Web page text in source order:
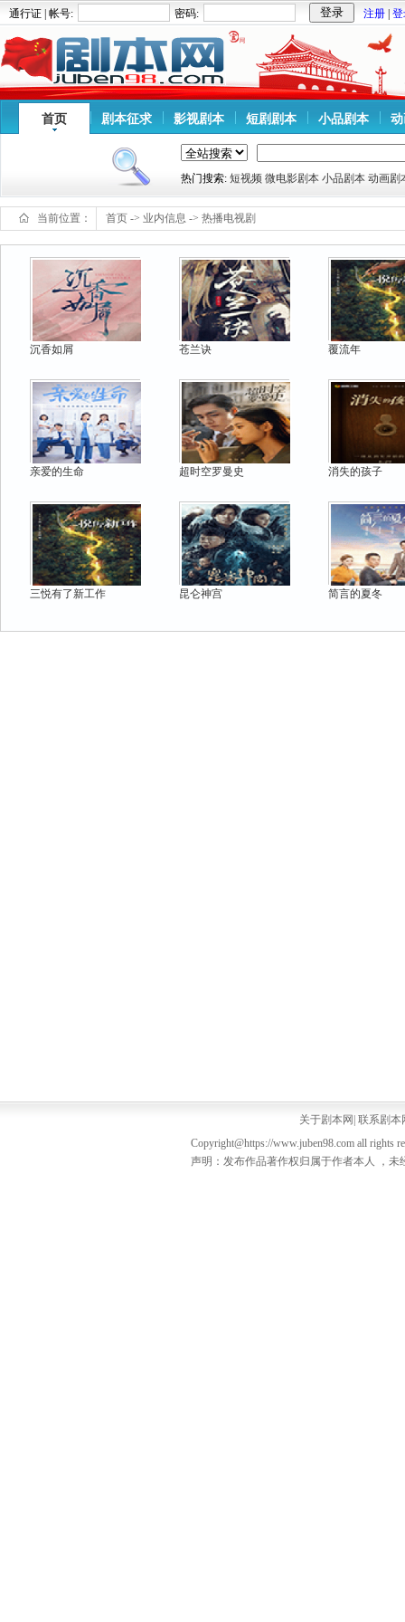
通行证 | 帐号: 密码: 注册
首页 剧本征求 影视剧本 短剧剧本 小品剧本
热门搜索: 短视频 微电影剧本 小品剧本 动画剧
当前位置： 首页 -> 业内信息 -> 热播电视剧
沉香如屑 苍兰诀 覆流年
亲爱的生命 超时空罗曼史 消失的孩子
三悦有了新工作 昆仑神宫 简言的夏冬
关于剧本网 联系剧本
Copyright@https://www.juben98.com all rights
声明：发布作品著作权归属于作者本人 ，未